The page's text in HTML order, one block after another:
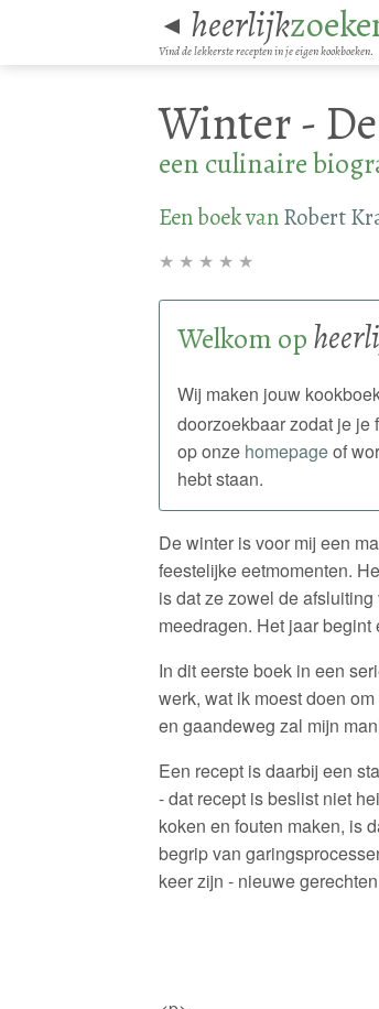
◄ heerlijk
Vind de lekkerste recepten in je eigen kookboeken.
Winter -
een culinaire
Een boek vanRobert
★ ★ ★ ★ ★
Welkom op
Wij maken jouw
doorzoekbaar zodat je je
op onze homepageof
hebt staan.
De winter is voor mij een
feestelijke eetmomenten.
is dat ze zowel de
meedragen. Het jaar
In dit eerste boek in een
werk, wat ik moest doen
en gaandeweg zal mijn
Een recept is daarbij een
- dat recept is beslist niet
koken en fouten maken, is
begrip van
keer zijn - nieuwe